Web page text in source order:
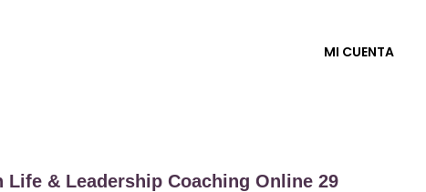
MI CUENTA
Life & Leadership Coaching Online 29